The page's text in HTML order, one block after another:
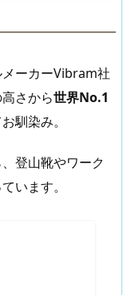
ーカーVibram社
さから世界No.1
馴染み。
登山靴やワーク
います。